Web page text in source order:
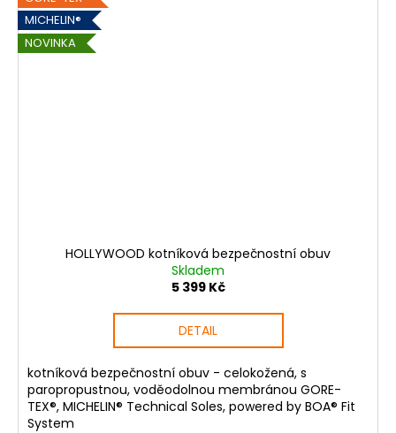
MICHELIN®
NOVINKA
HOLLYWOOD kotníková bezpečnostní obuv
Skladem
5 399 Kč
DETAIL
kotníková bezpečnostní obuv - celokožená, s
paropropustnou, voděodolnou membránou GORE-
TEX®, MICHELIN® Technical Soles, powered by BOA® Fit
System